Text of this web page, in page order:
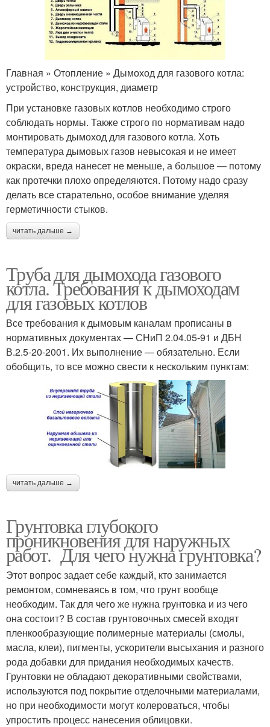
Главная » Отопление » Дымоход для газового котла:
устройство, конструкция, диаметр
При установке газовых котлов необходимо строго
соблюдать нормы. Также строго по нормативам надо
монтировать дымоход для газового котла. Хоть
температура дымовых газов невысокая и не имеет
окраски, вреда нанесет не меньше, а большое — потому
как протечки плохо определяются. Потому надо сразу
делать все старательно, особое внимание уделяя
герметичности стыков.
читать дальше →
Труба для дымохода газового
котла. Требования к дымоходам
для газовых котлов
Все требования к дымовым каналам прописаны в
нормативных документах — СНиП 2.04.05-91 и ДБН
В.2.5-20-2001. Их выполнение — обязательно. Если
обобщить, то все можно свести к нескольким пунктам:
читать дальше →
Грунтовка глубокого
проникновения для наружных
работ. Для чего нужна грунтовка?
Этот вопрос задает себе каждый, кто занимается
ремонтом, сомневаясь в том, что грунт вообще
необходим. Так для чего же нужна грунтовка и из чего
она состоит? В состав грунтовочных смесей входят
пленкообразующие полимерные материалы (смолы,
масла, клеи), пигменты, ускорители высыхания и разного
рода добавки для придания необходимых качеств.
Грунтовки не обладают декоративными свойствами,
используются под покрытие отделочными материалами,
но при необходимости могут колероваться, чтобы
упростить процесс нанесения облицовки.